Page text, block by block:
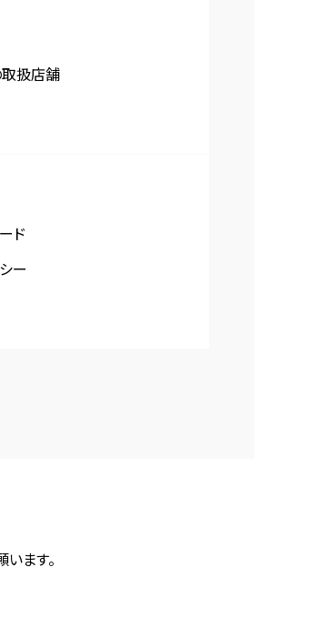
扱店舗
ド
ー
ます。